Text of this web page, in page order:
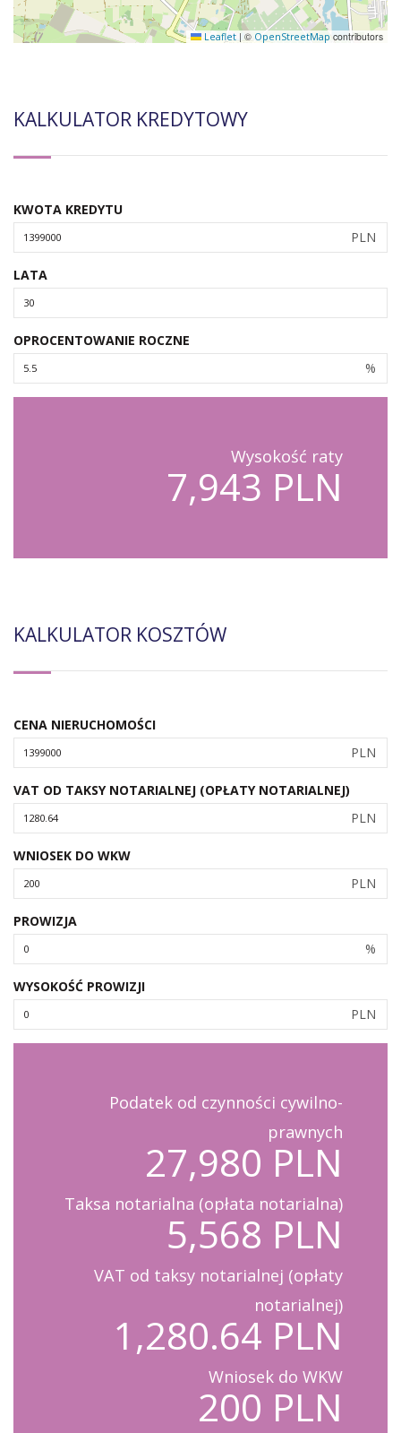
Leaflet | © OpenStreetMap contributors
KALKULATOR KREDYTOWY
KWOTA KREDYTU
PLN
LATA
OPROCENTOWANIE ROCZNE
%
Wysokość raty
7,943 PLN
KALKULATOR KOSZTÓW
CENA NIERUCHOMOŚCI
PLN
VAT OD TAKSY NOTARIALNEJ (OPŁATY NOTARIALNEJ)
PLN
WNIOSEK DO WKW
PLN
PROWIZJA
%
WYSOKOŚĆ PROWIZJI
PLN
Podatek od czynności cywilno-
prawnych
27,980 PLN
Taksa notarialna (opłata notarialna)
5,568 PLN
VAT od taksy notarialnej (opłaty
notarialnej)
1,280.64 PLN
Wniosek do WKW
200 PLN